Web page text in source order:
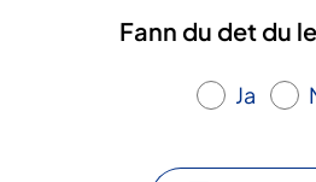
en avtale. Den trådte
01.03.2023. De
foreningene
med forslag til
Fann du det du
Ja